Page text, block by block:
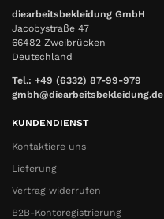
diearbeitsbekleidung GmbH
Jacobystraße 47
66482 Zweibrücken
Deutschland
Tel.: +49 (6332) 87-99-979
gmbh@diearbeitsbekleidung.de
KUNDENDIENST
Kontaktiere uns
Lieferung
Vertrag widerrufen
B2B-Kontoregistrierung